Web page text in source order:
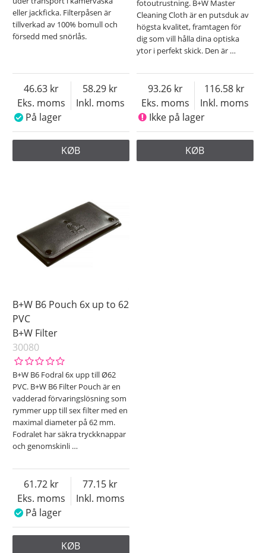
eller jackficka. Filterpåsen är
tillverkad av 100% bomull och
försedd med snörlås.
Eks. moms
46.63
Inkl. moms
58.29
På lager
KØB
fotoutrustning. B+W Master
Cleaning Cloth är en putsduk av
högsta kvalitet, framtagen för
dig som vill hålla dina optiska
ytor i perfekt skick. Den är …
Eks. moms
93.26
Inkl. moms
116.58
Ikke på lager
KØB
B+W B6 Pouch 6x up to 62
PVC
B+W Filter
30080
B+W B6 Fodral 6x upp till Ø62
PVC. B+W B6 Filter Pouch är en
vadderad förvaringslösning som
rymmer upp till sex filter med en
maximal diameter på 62 mm.
Fodralet har säkra tryckknappar
och genomskinli …
Eks. moms
61.72
Inkl. moms
77.15
På lager
KØB